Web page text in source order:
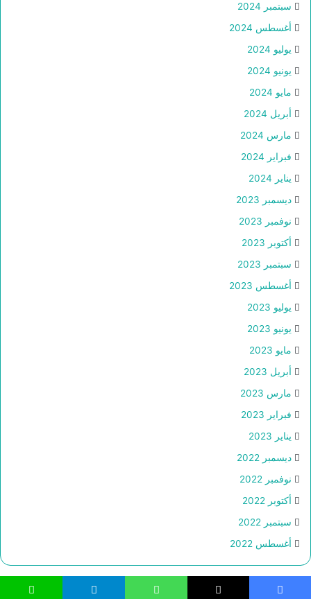
سبتمبر 2024
أغسطس 2024
يوليو 2024
يونيو 2024
مايو 2024
أبريل 2024
مارس 2024
فبراير 2024
يناير 2024
ديسمبر 2023
نوفمبر 2023
أكتوبر 2023
سبتمبر 2023
أغسطس 2023
يوليو 2023
يونيو 2023
مايو 2023
أبريل 2023
مارس 2023
فبراير 2023
يناير 2023
ديسمبر 2022
نوفمبر 2022
أكتوبر 2022
سبتمبر 2022
أغسطس 2022